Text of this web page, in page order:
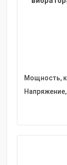
Мощность,